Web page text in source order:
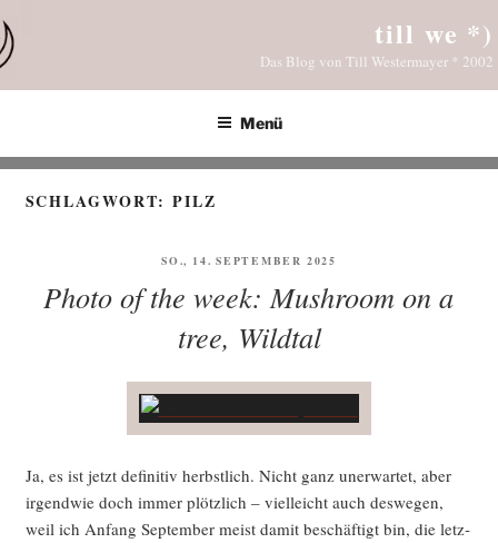
Inhalt
springen
till we *)
Das Blog von Till Westermayer * 2002
Menü
SCHLAGWORT:PILZ
VERÖFFENTLICHT
SO., 14. SEPTEMBER 2025
Photo of the week: Mushroom on a
tree, Wildtal
Ja, es ist jetzt defi­ni­tiv herbst­lich. Nicht ganz uner­war­tet, aber
irgend­wie doch immer plötz­lich – viel­leicht auch des­we­gen,
weil ich Anfang Sep­tem­ber meist damit beschäf­tigt bin, die letz­